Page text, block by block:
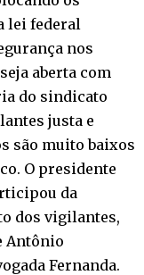
lei federal
nos
aberta com
do sindicato
justa e
são muito baixos
O presidente
da
dos vigilantes,
Antônio
Fernanda.